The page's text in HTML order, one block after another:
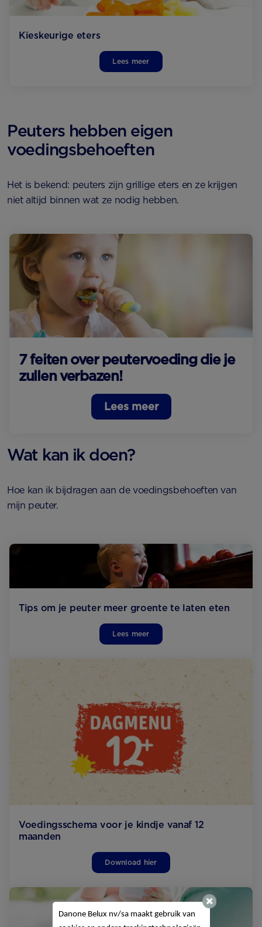
Kieskeurige eters
Lees meer
Peuters hebben eigen
voedingsbehoeften
Het is bekend: peuters zijn grillige eters en ze krijgen
niet altijd binnen wat ze nodig hebben.
7 feiten over peutervoeding die je
zullen verbazen!
Lees meer
Wat kan ik doen?
Hoe kan ik bijdragen aan de voedingsbehoeften van
mijn peuter.
Tips om je peuter meer groente te laten eten
Lees meer
Voedingsschema voor je kindje vanaf 12
maanden
Download hier
Danone Belux nv/sa maakt gebruik van